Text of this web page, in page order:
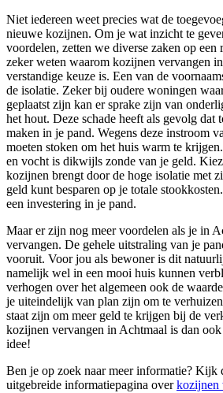
Niet iedereen weet precies wat de
nieuwe kozijnen. Om je wat inzicht te
voordelen, zetten we diverse zaken op
zeker weten waarom kozijnen vervangen
verstandige keuze is. Een van de
de isolatie. Zeker bij oudere woningen
geplaatst zijn kan er sprake zijn van
het hout. Deze schade heeft als gevolg dat
maken in je pand. Wegens deze instroom
moeten stoken om het huis warm te
en vocht is dikwijls zonde van je geld.
kozijnen brengt door de hoge isolatie met
geld kunt besparen op je totale
een investering in je pand.
Maar er zijn nog meer voordelen als je in
vervangen. De gehele uitstraling van je
vooruit. Voor jou als bewoner is dit
namelijk wel in een mooi huis kunnen
verhogen over het algemeen ook de
je uiteindelijk van plan zijn om te
staat zijn om meer geld te krijgen bij de
kozijnen vervangen in Achtmaal is dan ook
idee!
Ben je op zoek naar meer informatie? Kijk
uitgebreide informatiepagina overkozijnen